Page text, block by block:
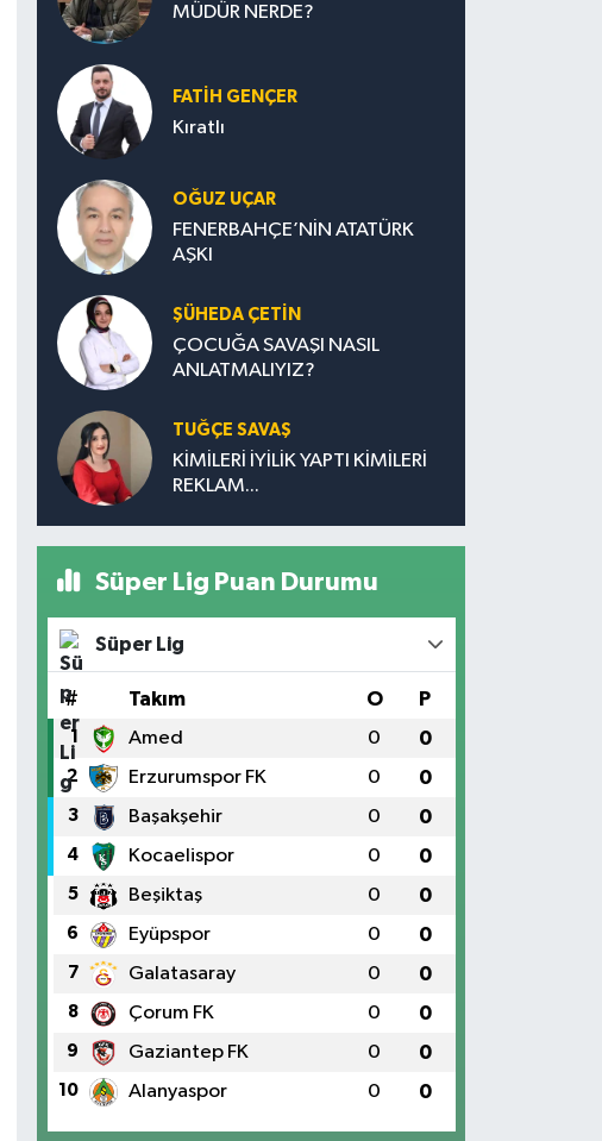
MÜDÜR NERDE?
FATIH GENÇER
Kıratlı
OĞUZ UÇAR
FENERBAHÇE’NİN ATATÜRK
AŞKI
ŞÜHEDA ÇETİN
ÇOCUĞA SAVAŞI NASIL
ANLATMALIYIZ?
TUĞÇE SAVAŞ
KİMİLERİ İYİLİK YAPTI KİMİLERİ
REKLAM...
Süper Lig Puan Durumu
Süper Lig
# Takım O P
1 Amed 0 0
2 Erzurumspor FK 0 0
3 Başakşehir 0 0
4 Kocaelispor 0 0
5 Beşiktaş 0 0
6 Eyüpspor 0 0
7 Galatasaray 0 0
8 Çorum FK 0 0
9 Gaziantep FK 0 0
10 Alanyaspor 0 0